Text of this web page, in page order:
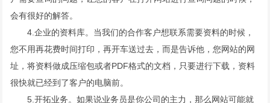
会有很好的解答。
4.企业的资料库。当我们的合作客户想联系需要资料的时候，
您不用再花费时间打印，再开车送过去，而是告诉他，您网站的网
址，将资料做成压缩包或者PDF格式的文档，只要进行下载，资料
很快就已经到了客户的电脑前。
5.开拓业务。如果说业务员是你公司的主力，那么网站可能就